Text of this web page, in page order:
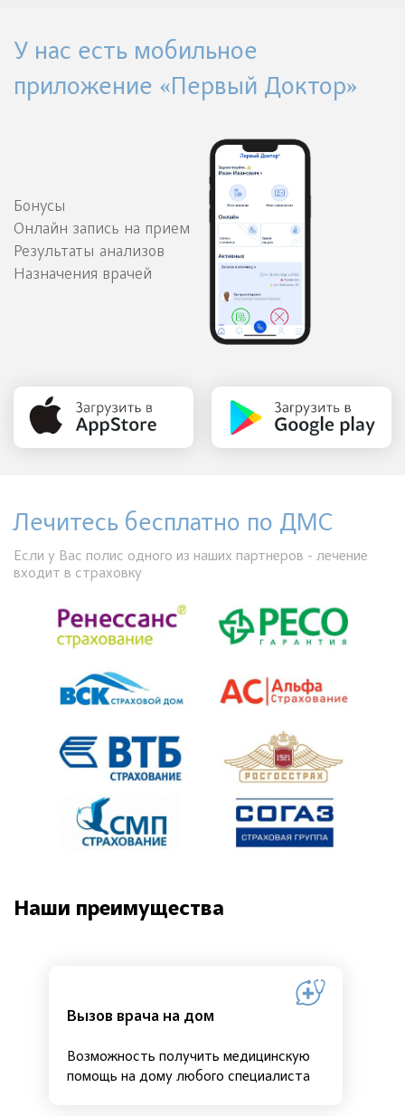
У нас есть мобильное
приложение «Первый Доктор»
Бонусы
Онлайн запись на прием
Результаты анализов
Назначения врачей
Лечитесь бесплатно по ДМС
Если у Вас полис одного из наших партнеров - лечение
входит в страховку
Наши преимущества
Вызов врача на дом
Возможность получить медицинскую
помощь на дому любого специалиста